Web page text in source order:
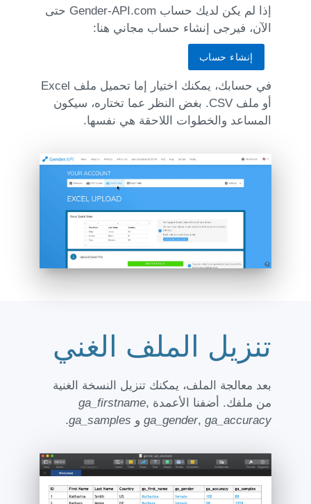
إذا لم يكن لديك حساب Gender-API.com حتى
الآن، فيرجى إنشاء حساب مجاني هنا:
إنشاء حساب
في حسابك، يمكنك اختيار إما تحميل ملف Excel
أو ملف CSV. بغض النظر عما تختاره، سيكون
المساعد والخطوات اللاحقة هي نفسها.
تنزيل الملف الغني
بعد معالجة الملف، يمكنك تنزيل النسخة الغنية
من ملفك. أضفنا الأعمدة ga_firstname,
ga_gender, ga_accuracy و ga_samples
.